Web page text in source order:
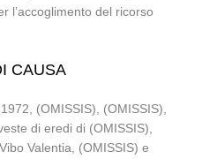
l’accoglimento del ricorso
CAUSA
(OMISSIS), (OMISSIS),
di eredi di (OMISSIS),
Valentia, (OMISSIS) e